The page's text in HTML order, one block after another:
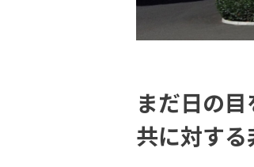
まだ日の
共に対す